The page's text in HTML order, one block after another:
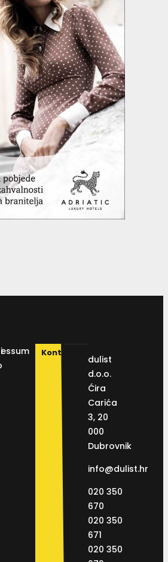
Kontakt
dulist
d.o.o.
Ćira
Carića
3, 20
000
Dubrovnik
info@dulist.hr
020 350
670
020 350
671
020 350